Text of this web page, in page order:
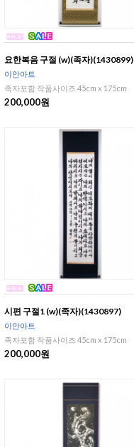
요한복음 구절 (w)(족자)(1430899)
이안아트
족자포함 작품사이즈 45cm x 175cm
200,000원
시편 구절1 (w)(족자)(1430897)
이안아트
족자포함 작품사이즈 45cm x 175cm
200,000원